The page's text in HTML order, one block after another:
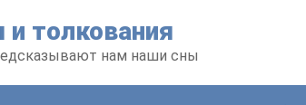
толкования
нам наши сны